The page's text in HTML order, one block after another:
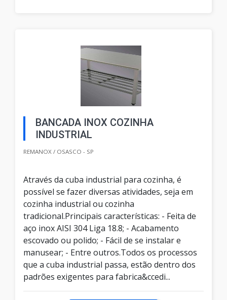
BANCADA INOX COZINHA
INDUSTRIAL
REMANOX / OSASCO - SP
Através da cuba industrial para cozinha, é
possível se fazer diversas atividades, seja em
cozinha industrial ou cozinha
tradicional.Principais características: - Feita de
aço inox AISI 304 Liga 18.8; - Acabamento
escovado ou polido; - Fácil de se instalar e
manusear; - Entre outros.Todos os processos
que a cuba industrial passa, estão dentro dos
padrões exigentes para fabrica&ccedi...